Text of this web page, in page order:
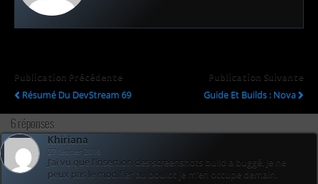
Publication Précédente
Résumé Du DevStream 69
Publication Suivante
Guide Et Builds : Nova
6 réponses
Khiriana
27 février 2016
J’ai vu que l’insertion des screenshots build a buggé. Je ne
peux pas le modifier au boulot je m’en occupe demain.